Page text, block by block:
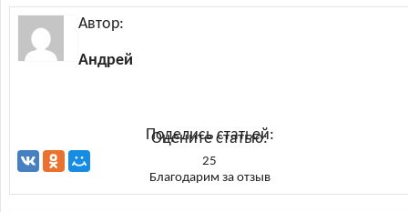
Автор:
Андрей
Поделись статьей:
Оцените статью:
25
Благодарим за отзыв